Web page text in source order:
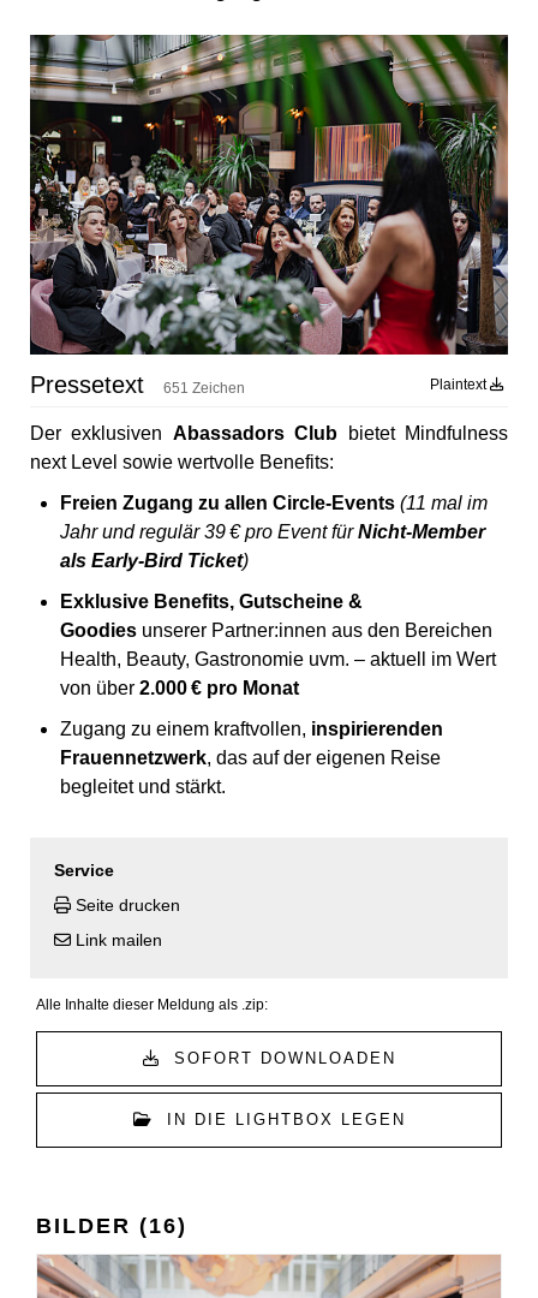
Pressetext 651 Zeichen Plaintext
Der exklusiven Abassadors Club
bietet Mindfulness
next Level sowie wertvolle Benefits:
Freien Zugang zu allen Circle-Events (11 mal im
Jahr und regulär 39 € pro Event fürNicht-Member
als Early-Bird Ticket)
Exklusive Benefits, Gutscheine &
Goodies unserer Partner:innen aus den Bereichen
Health, Beauty, Gastronomie uvm. – aktuell im Wert
von über 2.000 € pro Monat
Zugang zu einem kraftvollen, inspirierenden
Frauennetzwerk, das auf der eigenen Reise
begleitet und stärkt.
Service
Seite drucken
Link mailen
Alle Inhalte dieser Meldung als .zip:
SOFORT DOWNLOADEN
IN DIE LIGHTBOX LEGEN
BILDER (16)